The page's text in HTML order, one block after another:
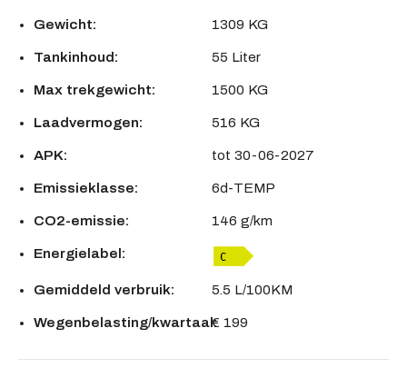
Gewicht: 1309 KG
Tankinhoud: 55 Liter
Max trekgewicht: 1500 KG
Laadvermogen: 516 KG
APK: tot 30-06-2027
Emissieklasse: 6d-TEMP
CO2-emissie: 146 g/km
Energielabel:
Gemiddeld verbruik: 5.5 L/100KM
Wegenbelasting/kwartaal:€ 199